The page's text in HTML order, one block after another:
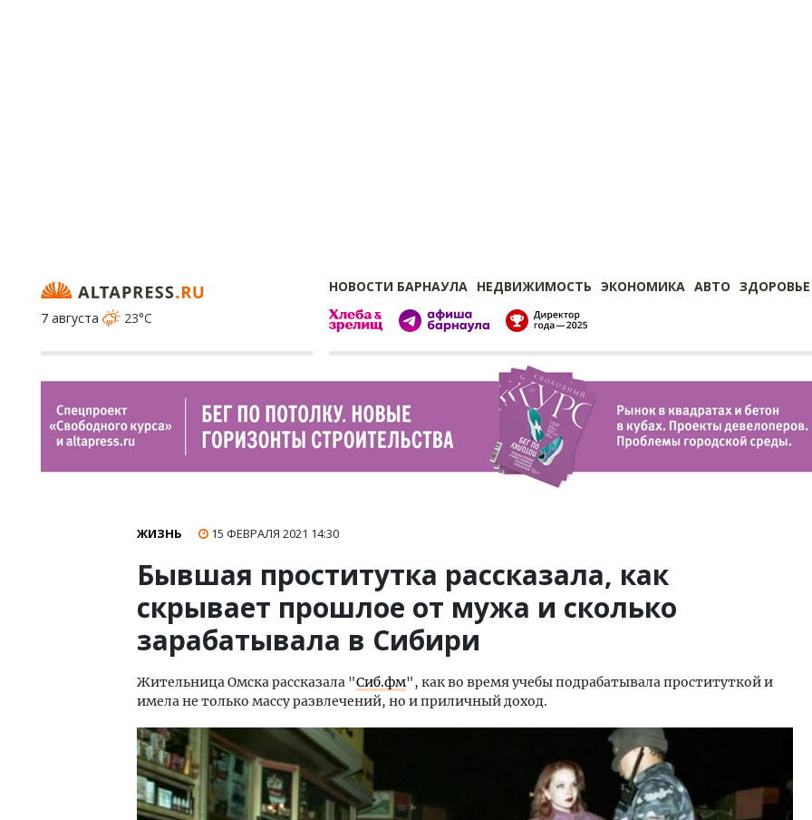
НОВОСТИ БАРНАУЛА НЕДВИЖИМОСТЬ ЭКОНОМИКА АВТО ЗДОРОВЬЕ
7 августа
23°C
ЖИЗНЬ 15 ФЕВРАЛЯ 2021 14:30
Бывшая проститутка рассказала, как
скрывает прошлое от мужа и сколько
зарабатывала в Сибири
Жительница Омска рассказала "Сиб.фм", как во время учебы подрабатывала проституткой и
имела не только массу развлечений, но и приличный доход.